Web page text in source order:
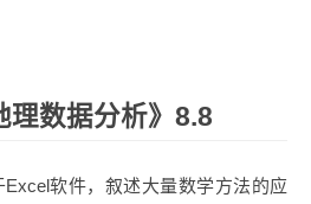
理数据分析》8.8
软件，叙述大量数学方法的应